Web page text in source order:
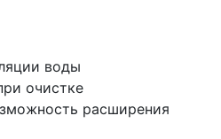
воды
очистке
расширения